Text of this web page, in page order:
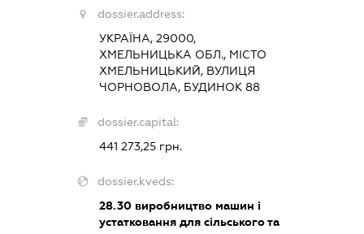
dossier.address:
УКРАЇНА, 29000,
ХМЕЛЬНИЦЬКА ОБЛ., МІСТО
ХМЕЛЬНИЦЬКИЙ, ВУЛИЦЯ
ЧОРНОВОЛА, БУДИНОК 88
dossier.capital:
441 273,25 грн.
dossier.kveds:
28.30виробництво машин і
устатковання для сільського та